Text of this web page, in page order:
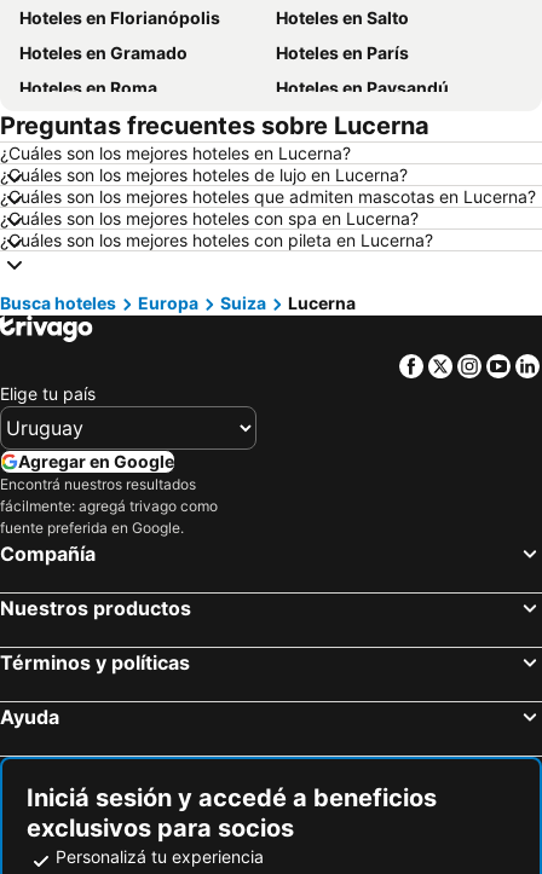
Hoteles en Florianópolis
Hoteles en Salto
Hoteles en Gramado
Hoteles en París
Hoteles en Roma
Hoteles en Paysandú
Hoteles en San Carlos de Bariloche
Hoteles en Chuy
Hoteles en Maceió
Hoteles en Conil de la Frontera
Hoteles en Ámsterdam
Hoteles en Foz de Iguazú
Hoteles en Maragogi
Hoteles en Punta del Diablo
Hoteles en Brasil
Hoteles en Uruguay
Hoteles en Departamento de Colonia
Hoteles en Argentina
Hoteles en España
Hoteles en Asturias
Hoteles en Salto
Hoteles en Bahamas
Hoteles en Colombia
Hoteles en Lanzarote
Preguntas frecuentes sobre Lucerna
¿Cuáles son los mejores hoteles en Lucerna?
¿Cuáles son los mejores hoteles de lujo en Lucerna?
¿Cuáles son los mejores hoteles que admiten mascotas en Lucerna?
¿Cuáles son los mejores hoteles con spa en Lucerna?
¿Cuáles son los mejores hoteles con pileta en Lucerna?
Busca hoteles Europa Suiza Lucerna
Facebook
Twitter
Elige tu país
Agregar en Google
Encontrá nuestros resultados
fácilmente: agregá trivago como
fuente preferida en Google.
Compañía
Nuestros productos
Términos y políticas
Ayuda
Iniciá sesión y accedé a beneficios
exclusivos para socios
Personalizá tu experiencia